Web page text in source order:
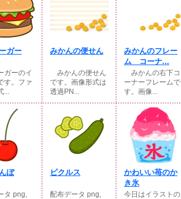
ガー
ガーのイ
す。ファ
...
みかんの便せん
みかんの便せん
です。画像形式は
透過PN...
みかんのフレー
ム コーナ...
みかんの右下コ
ーナーフレームで
す。画像...
ぼ
タ png,
ピクルス
配布データ png,
かわいい苺のか
き氷
今日はイラストの